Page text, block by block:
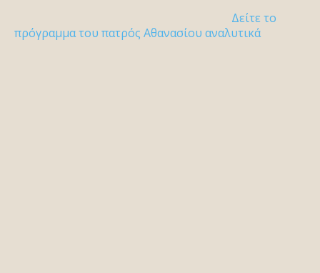
Δείτε το
πρόγραμμα του πατρός Αθανασίου αναλυτικά